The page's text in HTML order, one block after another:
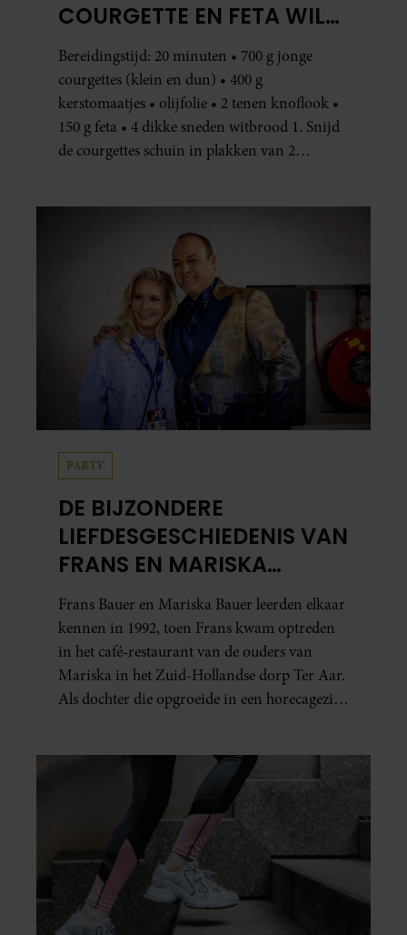
COURGETTE EN FETA WIL
JE METEEN MAKEN
Bereidingstijd: 20 minuten • 700 g jonge
courgettes (klein en dun) • 400 g
kerstomaatjes • olijfolie • 2 tenen knoflook •
150 g feta • 4 dikke sneden witbrood 1. Snijd
de courgettes schuin in plakken van 2
PARTY
DE BIJZONDERE
LIEFDESGESCHIEDENIS VAN
FRANS EN MARISKA
BAUER: OOK IN BED
ELKAARS EERSTE
Frans Bauer en Mariska Bauer leerden elkaar
kennen in 1992, toen Frans kwam optreden
in het café-restaurant van de ouders van
Mariska in het Zuid-Hollandse dorp Ter Aar.
Als dochter die opgroeide in een horecagezin